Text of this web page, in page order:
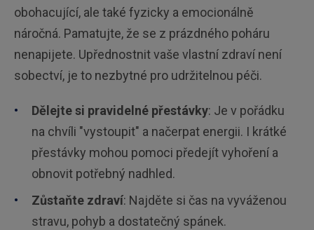
obohacující, ale také fyzicky a emocionálně
náročná. Pamatujte, že se z prázdného poháru
nenapijete. Upřednostnit vaše vlastní zdraví není
sobectví, je to nezbytné pro udržitelnou péči.
Dělejte si pravidelné přestávky: Je v pořádku
na chvíli "vystoupit" a načerpat energii. I krátké
přestávky mohou pomoci předejít vyhoření a
obnovit potřebný nadhled.
Zůstaňte zdraví: Najděte si čas na vyváženou
stravu, pohyb a dostatečný spánek.